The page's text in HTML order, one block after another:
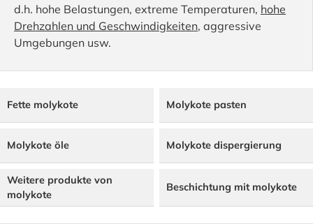
d.h. hohe Belastungen, extreme Temperaturen, hohe
Drehzahlen und Geschwindigkeiten, aggressive
Umgebungen usw.
Fette molykote Molykote pasten
Molykote öle Molykote dispergierung
Weitere produkte von
molykote
Beschichtung mit molykote